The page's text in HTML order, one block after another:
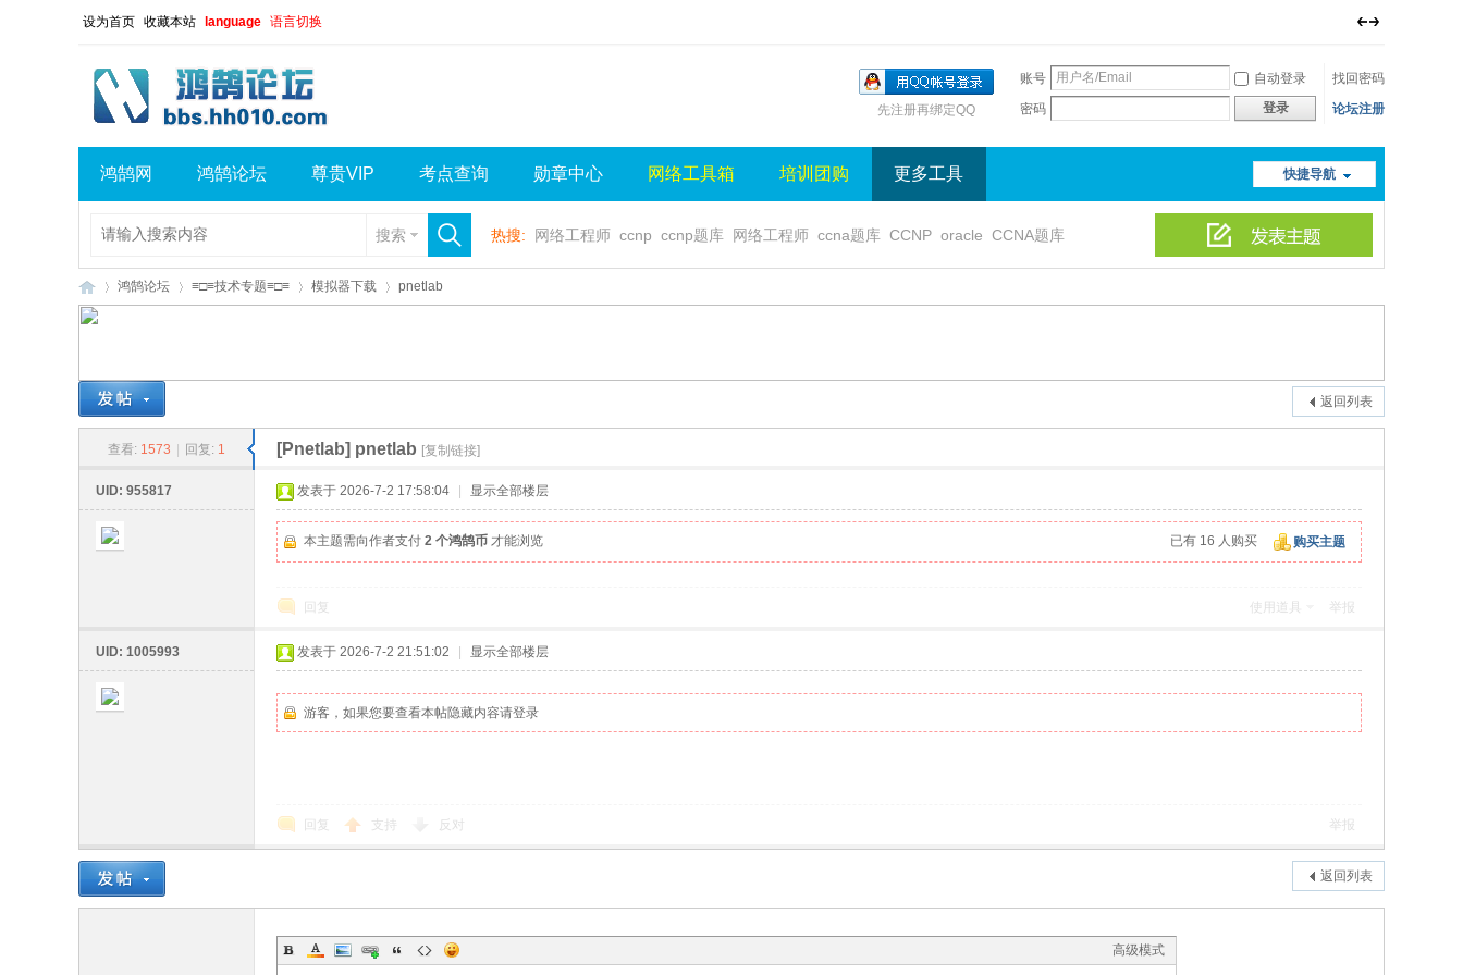
设为首页 收藏本站 language 语言切换
账号 自动登录
找回密码
密码
登录 论坛注册
先注册再绑定QQ
快捷导航
鸿鹄网 鸿鹄论坛 尊贵VIP 考点查询 勋章中心 网络工具箱 培训团购 更多工具
搜索 热搜: 网络工程师 ccnp ccnp题库 网络工程师 ccna题库 CCNP oracle CCNA题库
鸿 »
鸿鹄论坛
›
≡□≡技术专题≡□≡
›
模拟器下载
›
pnetlab
返回列表
查看: 1573 回复: 1 [Pnetlab] pnetlab [复制链接]
UID: 955817 发表于 2026-7-2 17:58:04 显示全部楼层
购买主题
已有 16 人购买
本主题需向作者支付 2 个鸿鹄币 才能浏览
回复 使用道具 举报
UID: 1005993 发表于 2026-7-2 21:51:02 显示全部楼层
游客，如果您要查看本帖隐藏内容请登录
回复 支持 反对 举报
返回列表
高级模式